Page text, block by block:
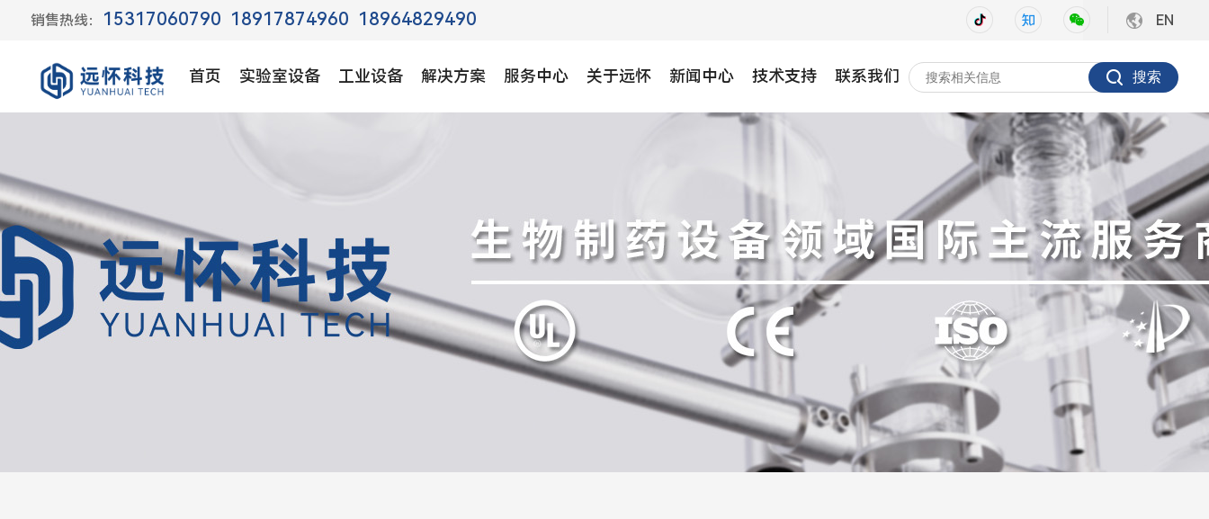
销售热线： 15317060790 18917874960 18964829490 EN
首页 实验室设备 工业设备 解决方案 服务中心 关于远怀 新闻中心 技术支持 联系我们